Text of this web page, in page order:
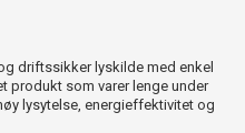
driftssikker lyskilde med enkel
produkt som varer lenge under
lysytelse, energieffektivitet og